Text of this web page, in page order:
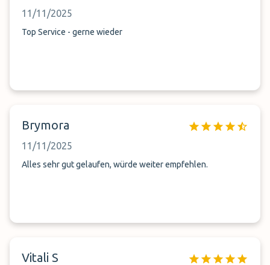
11/11/2025
Top Service - gerne wieder
Brymora
11/11/2025
Alles sehr gut gelaufen, würde weiter empfehlen.
Vitali S